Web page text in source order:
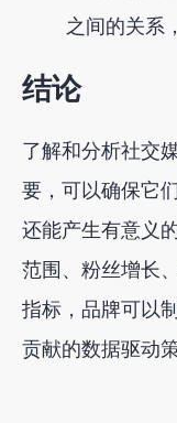
之间的关系
结论
了解和分析社交
要，可以确保它
还能产生有意义
范围、粉丝增长
指标，品牌可以
贡献的数据驱动策